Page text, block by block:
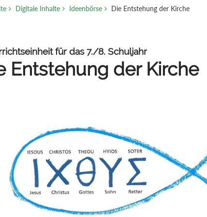
Digitale Inhalte Ideenbörse Die Entstehung der Kirche
für das 7./8. Schuljahr
Entstehung der Kirche